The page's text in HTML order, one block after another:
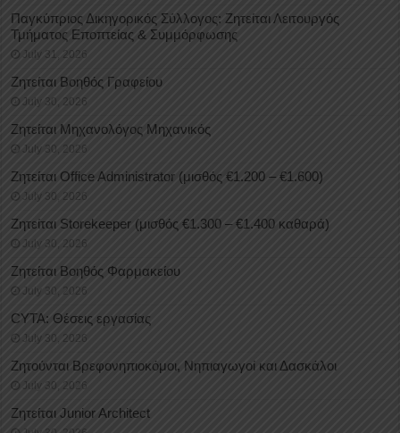
Παγκύπριος Δικηγορικός Σύλλογος: Ζητείται Λειτουργός
Τμήματος Εποπτείας & Συμμόρφωσης
July 31, 2026
Ζητείται Βοηθός Γραφείου
July 30, 2026
Ζητείται Μηχανολόγος Μηχανικός
July 30, 2026
Ζητείται Office Administrator (μισθός €1.200 – €1.600)
July 30, 2026
Ζητείται Storekeeper (μισθός €1.300 – €1.400 καθαρά)
July 30, 2026
Ζητείται Βοηθός Φαρμακείου
July 30, 2026
CYTA: Θέσεις εργασίας
July 30, 2026
Ζητούνται Βρεφονηπιοκόμοι, Νηπιαγωγοί και Δασκάλοι
July 30, 2026
Ζητείται Junior Architect